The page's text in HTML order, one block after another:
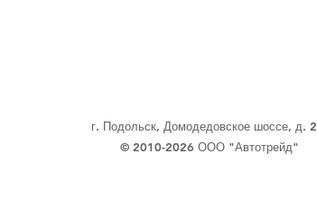
г. Подольск, Домодедовское шоссе, д. 2
© 2010-2026 ООО "Автотрейд"